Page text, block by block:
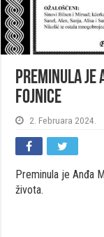
Preminula je
Fojnice
2. Februara 2024.
Preminula je Anđa
života.